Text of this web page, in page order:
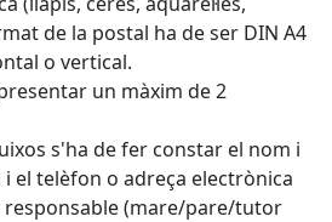
de la postal ha de ser DIN A4
o vertical.
un màxim de 2
s'ha de fer constar el nom i
el telèfon o adreça electrònica
(mare/pare/tutor